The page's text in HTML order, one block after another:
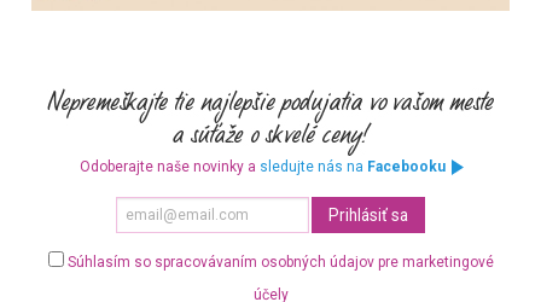
Odoberajte naše novinky a sledujte nás na Facebooku
Súhlasím so spracovávaním osobných údajov pre marketingové
účely